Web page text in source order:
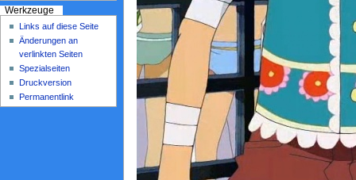
Werkzeuge
Links auf diese Seite
Änderungen an
verlinkten Seiten
Spezialseiten
Druckversion
Permanentlink